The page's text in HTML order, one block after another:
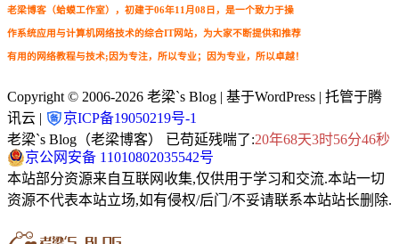
老梁博客（蛤蟆工作室），初建于06年11月08日，是一个致力于操
作系统应用与计算机网络技术的综合IT网站，为大家不断提供和推荐
有用的网络教程与技术;因为专注，所以专业；因为专业，所以卓越！
Copyright © 2006-2026 老梁`s Blog | 基于WordPress | 托管于腾
讯云 |
京ICP备19050219号-1
老梁`s Blog（老梁博客） 已苟延残喘了:20年68天3时56分47秒
京公网安备 11010802035542号
本站部分资源来自互联网收集,仅供用于学习和交流.本站一切
资源不代表本站立场,如有侵权/后门/不妥请联系本站站长删除.